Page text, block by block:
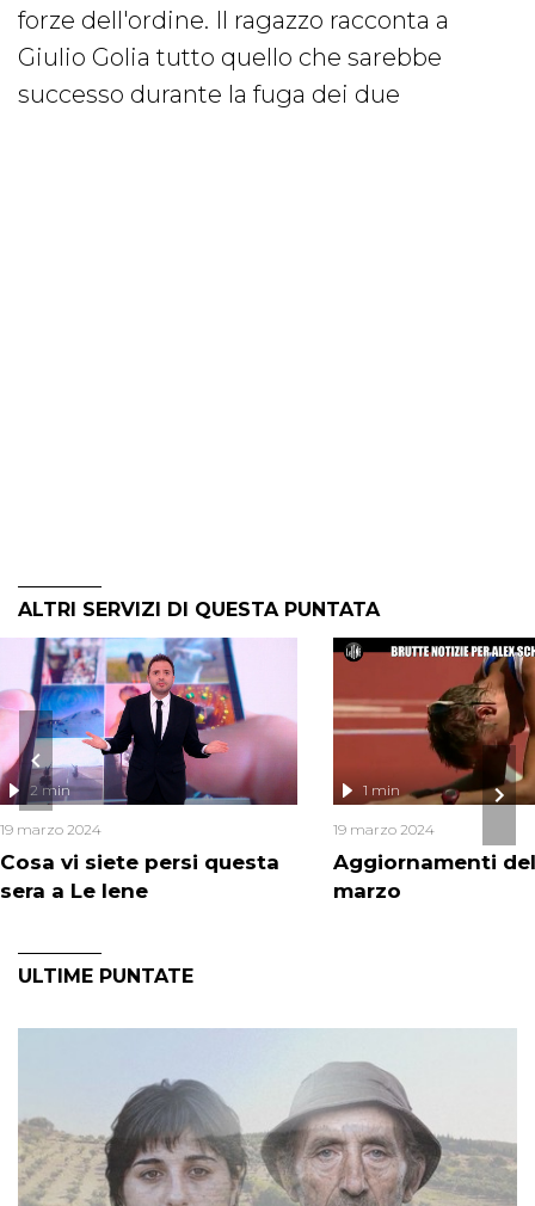
forze dell'ordine. Il ragazzo racconta a
Giulio Golia tutto quello che sarebbe
successo durante la fuga dei due
ALTRI SERVIZI DI QUESTA PUNTATA
Cosa vi siete persi questa
sera a Le Iene
2 min
19 marzo 2024
Aggiornamenti del
marzo
1 min
19 marzo 2024
ULTIME PUNTATE